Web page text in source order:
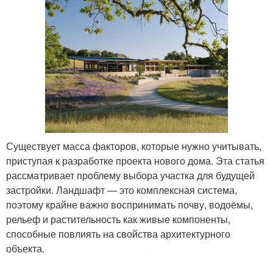
Существует масса факторов, которые нужно учитывать,
приступая к разработке проекта нового дома. Эта статья
рассматривает проблему выбора участка для будущей
застройки. Ландшафт — это комплексная система,
поэтому крайне важно воспринимать почву, водоёмы,
рельеф и растительность как живые компоненты,
способные повлиять на свойства архитектурного
объекта.